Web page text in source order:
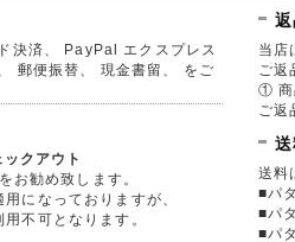
決済、 PayPal エクスプレス
郵便振替、 現金書留、 をご
クアウト
お勧め致します。
になっておりますが、
不可となります。
当店
ご返
① 商
ご返
送料
■パ
■パ
■パ